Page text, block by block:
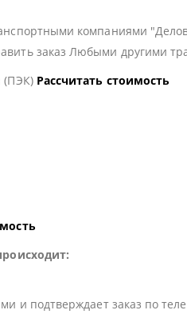
компаниями
заказ Любыми другими
(ПЭК) Рассчитать стоимость
и подтверждает заказ по